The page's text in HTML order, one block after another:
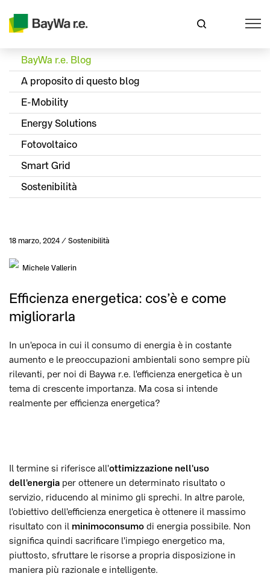
BayWa r.e. Blog
A proposito di questo blog
E-Mobility
Energy Solutions
Fotovoltaico
Smart Grid
Sostenibilità
Pubblicato
18 marzo, 2024 Categoria
Sostenibilità
AutoreMichele Vallerin
Efficienza energetica: cos’è e come
migliorarla
In un'epoca in cui il consumo di energia è in costante
aumento e le preoccupazioni ambientali sono sempre più
rilevanti, per noi di Baywa r.e. l'efficienza energetica è un
tema di crescente importanza. Ma cosa si intende
realmente per efficienza energetica?
Il termine si riferisce all'ottimizzazione nell'uso
dell'energia per ottenere un determinato risultato o
servizio, riducendo al minimo gli sprechi. In altre parole,
l'obiettivo dell'efficienza energetica è ottenere il massimo
risultato con il minimoconsumo di energia possibile. Non
significa quindi sacrificare l'impiego energetico ma,
piuttosto, sfruttare le risorse a propria disposizione in
maniera più razionale e intelligente.